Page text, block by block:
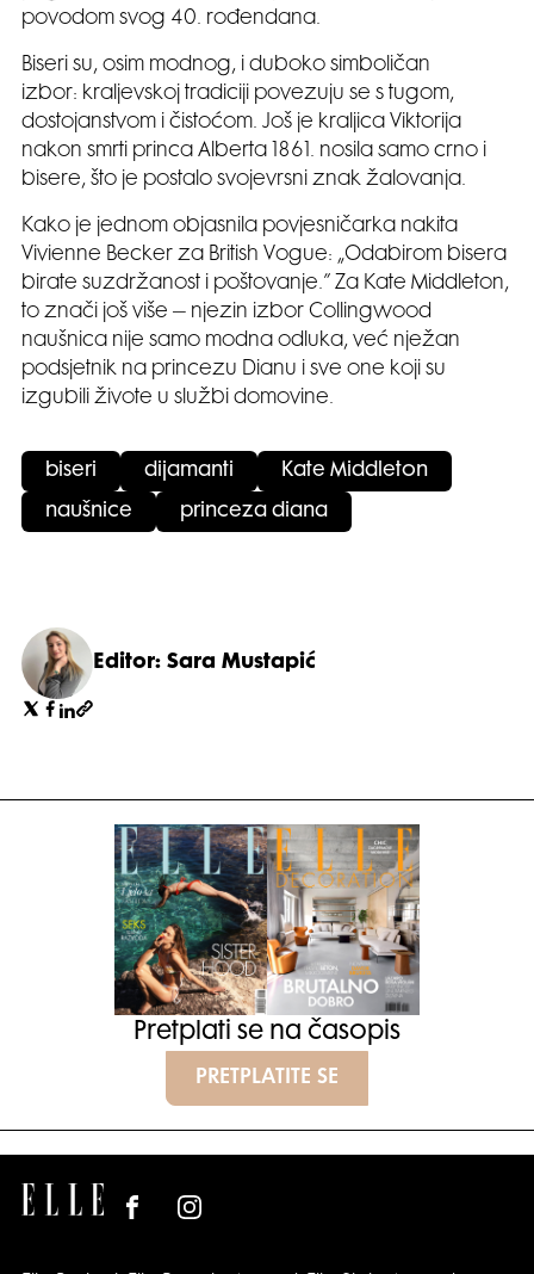
povodom svog 40. rođendana.
Biseri su, osim modnog, i duboko simboličan
izbor: kraljevskoj tradiciji povezuju se s tugom,
dostojanstvom i čistoćom. Još je kraljica Viktorija
nakon smrti princa Alberta 1861. nosila samo crno i
bisere, što je postalo svojevrsni znak žalovanja.
Kako je jednom objasnila povjesničarka nakita
Vivienne Becker za British Vogue: „Odabirom bisera
birate suzdržanost i poštovanje.” Za Kate Middleton,
to znači još više – njezin izbor Collingwood
naušnica nije samo modna odluka, već nježan
podsjetnik na princezu Dianu i sve one koji su
izgubili živote u službi domovine.
biseri dijamanti Kate Middleton
naušnice princeza diana
Editor: Sara Mustapić
Pretplati se na časopis
PRETPLATITE SE